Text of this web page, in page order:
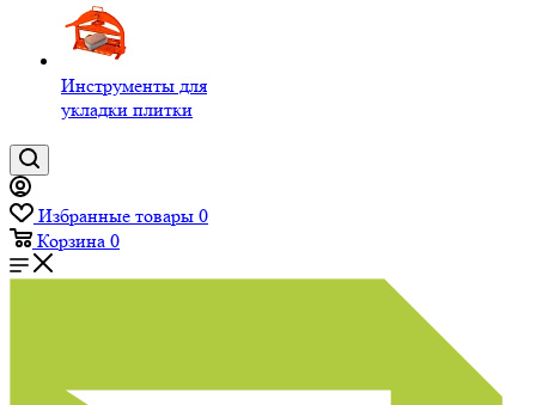
Инструменты для
укладки плитки
Избранные товары 0
Корзина 0